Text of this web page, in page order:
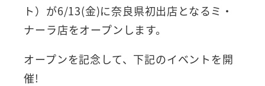
ト）が6/13(金)に奈良県初出店となるミ・
ナーラ店をオープンします。
オープンを記念して、下記のイベントを開
催!